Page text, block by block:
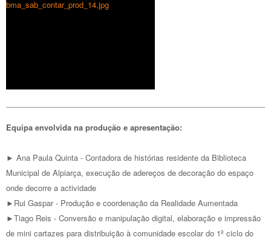
Equipa envolvida na produção e apresentação:
► Ana Paula Quinta - Contadora de histórias residente da Biblioteca
Municipal de Alpiarça, execução de adereços de decoração do espaço
onde decorre a actividade
►Rui Gaspar - Produção e coordenação da Realidade Aumentada
►Tiago Reis - Conversão e manipulação digital, elaboração e impressão
de mini cartazes para distribuição à comunidade escolar do 1º ciclo do